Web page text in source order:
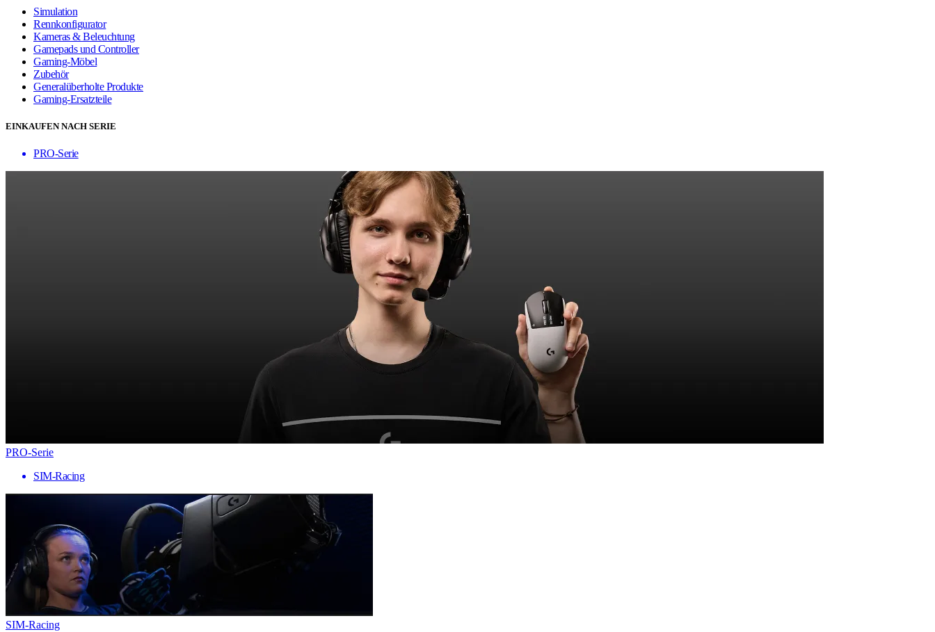
Simulation
Rennkonfigurator
Kameras & Beleuchtung
Gamepads und Controller
Gaming-Möbel
Zubehör
Generalüberholte Produkte
Gaming-Ersatzteile
EINKAUFEN NACH SERIE
PRO-Serie
PRO-Serie
SIM-Racing
SIM-Racing